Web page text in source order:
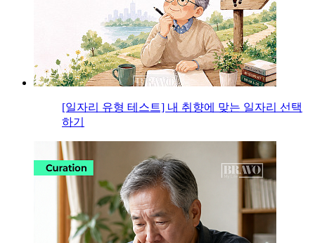
[일자리 유형 테스트] 내 취향에 맞는 일자리 선택
하기